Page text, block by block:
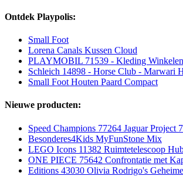
Ontdek Playpolis:
Small Foot
Lorena Canals Kussen Cloud
PLAYMOBIL 71539 - Kleding Winkelen
Schleich 14898 - Horse Club - Marwari
Small Foot Houten Paard Compact
Nieuwe producten:
Speed Champions 77264 Jaguar Project
Besonderes4Kids MyFunStone Mix
LEGO Icons 11382 Ruimtetelescoop
ONE PIECE 75642 Confrontatie met
Editions 43030 Olivia Rodrigo's